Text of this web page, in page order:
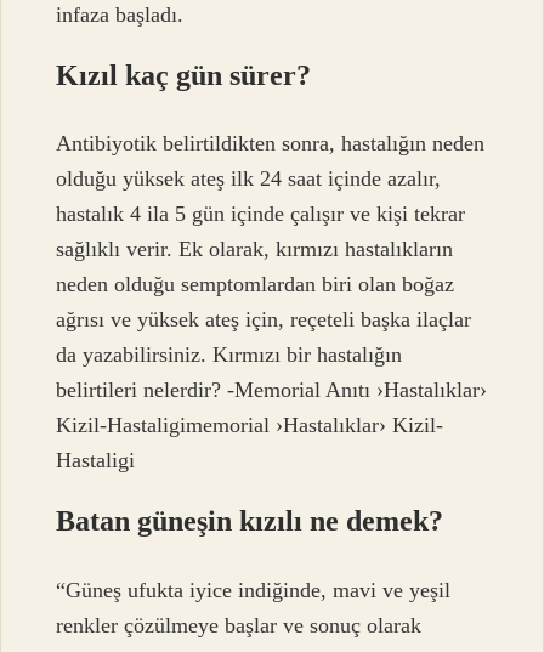
infaza başladı.
Kızıl kaç gün sürer?
Antibiyotik belirtildikten sonra, hastalığın neden
olduğu yüksek ateş ilk 24 saat içinde azalır,
hastalık 4 ila 5 gün içinde çalışır ve kişi tekrar
sağlıklı verir. Ek olarak, kırmızı hastalıkların
neden olduğu semptomlardan biri olan boğaz
ağrısı ve yüksek ateş için, reçeteli başka ilaçlar
da yazabilirsiniz. Kırmızı bir hastalığın
belirtileri nelerdir? -Memorial Anıtı ›Hastalıklar›
Kizil-Hastaligimemorial ›Hastalıklar› Kizil-
Hastaligi
Batan güneşin kızılı ne demek?
“Güneş ufukta iyice indiğinde, mavi ve yeşil
renkler çözülmeye başlar ve sonuç olarak